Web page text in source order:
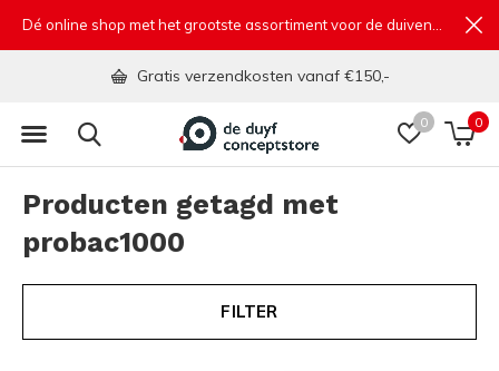
0 0
Gratis verzendkosten vanaf €150,-
Producten getagd met
probac1000
FILTER